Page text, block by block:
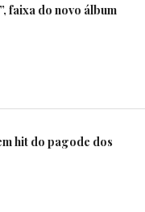
faixa do novo álbum
hit do pagode dos